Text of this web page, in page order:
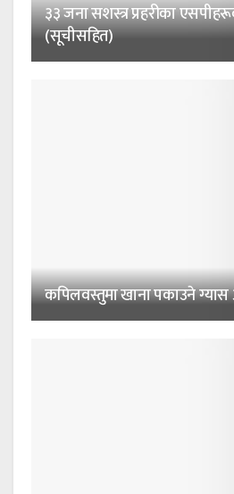
३३ जना सशस्त्र प्रहरीका
(सूचीसहित)
कपिलवस्तुमा खाना पकाउने